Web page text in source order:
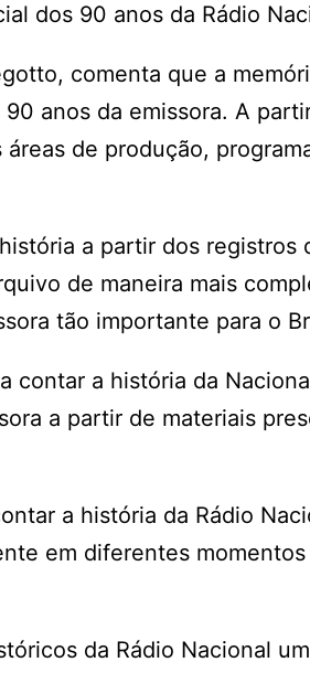
dos 90 anos da Rádio
comenta que a
anos da emissora. A
de produção,
a partir dos registros
de maneira mais
tão importante para o
contar a história da
a partir de materiais
a história da Rádio
em diferentes
da Rádio Nacional